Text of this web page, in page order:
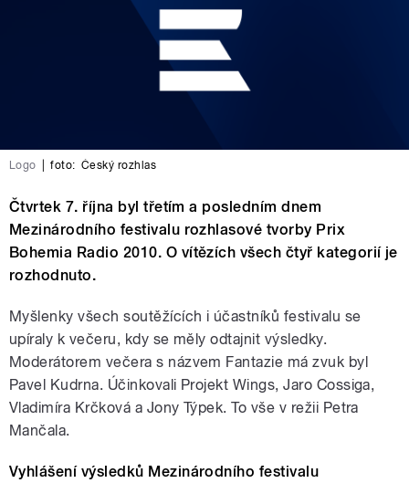
Logo foto: Český rozhlas
Čtvrtek 7. října byl třetím a posledním dnem
Mezinárodního festivalu rozhlasové tvorby Prix
Bohemia Radio 2010. O vítězích všech čtyř kategorií je
rozhodnuto.
Myšlenky všech soutěžících i účastníků festivalu se
upíraly k večeru, kdy se měly odtajnit výsledky.
Moderátorem večera s názvem Fantazie má zvuk byl
Pavel Kudrna. Účinkovali Projekt Wings, Jaro Cossiga,
Vladimíra Krčková a Jony Týpek. To vše v režii Petra
Mančala.
Vyhlášení výsledků Mezinárodního festivalu